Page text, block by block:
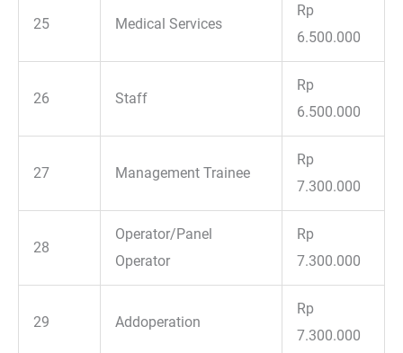
25 Medical Services
Rp
6.500.000
26 Staff
Rp
6.500.000
27 Management Trainee
Rp
7.300.000
28
Operator/Panel
Operator
Rp
7.300.000
29 Addoperation
Rp
7.300.000